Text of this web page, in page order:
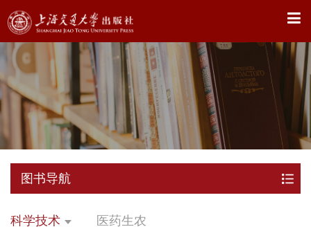
X
图书导航
科学技术 医药生农